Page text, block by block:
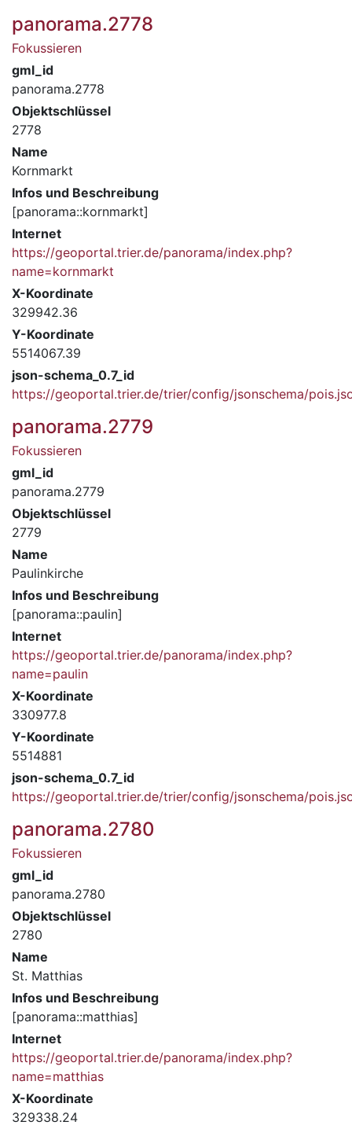
panorama.2778
Fokussieren
gml_id
panorama.2778
Objektschlüssel
2778
Name
Kornmarkt
Infos und Beschreibung
[panorama::kornmarkt]
Internet
https://geoportal.trier.de/panorama/index.php?
name=kornmarkt
X-Koordinate
329942.36
Y-Koordinate
5514067.39
json-schema_0.7_id
https://geoportal.trier.de/trier/config/jsonschema/
panorama.2779
Fokussieren
gml_id
panorama.2779
Objektschlüssel
2779
Name
Paulinkirche
Infos und Beschreibung
[panorama::paulin]
Internet
https://geoportal.trier.de/panorama/index.php?
name=paulin
X-Koordinate
330977.8
Y-Koordinate
5514881
json-schema_0.7_id
https://geoportal.trier.de/trier/config/jsonschema/
panorama.2780
Fokussieren
gml_id
panorama.2780
Objektschlüssel
2780
Name
St. Matthias
Infos und Beschreibung
[panorama::matthias]
Internet
https://geoportal.trier.de/panorama/index.php?
name=matthias
X-Koordinate
329338.24